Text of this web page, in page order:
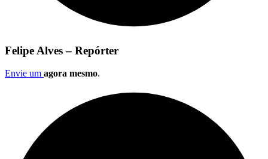
Felipe Alves – Repórter
Envie um agora mesmo.